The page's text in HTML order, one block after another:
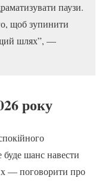
паузи.
щоб зупинити
шлях”, —
року
шанс навести
— поговорити про